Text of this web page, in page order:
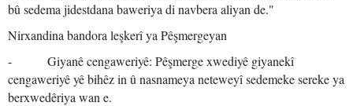
bû sedema jidestdana baweriya di navbera aliyan de."
Nirxandina bandora leşkerî ya Pêşmergeyan
- Giyanê cengaweriyê: Pêşmerge xwediyê giyanekî
cengaweriyê yê bihêz in û nasnameya neteweyî sedemeke sereke ya
berxwedêriya wan e.